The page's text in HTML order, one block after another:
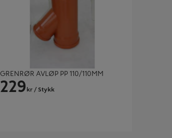
GRENRØR AVLØP PP 110/110MM
229 kr / Stykk